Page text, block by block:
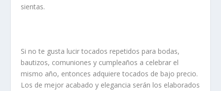
sientas.
Si no te gusta lucir tocados repetidos para bodas,
bautizos, comuniones y cumpleaños a celebrar el
mismo año, entonces adquieretocados de bajo precio.
Los de mejor acabado y elegancia serán los elaborados